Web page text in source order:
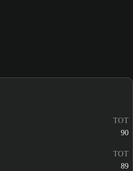
TOT
90
TOT
89